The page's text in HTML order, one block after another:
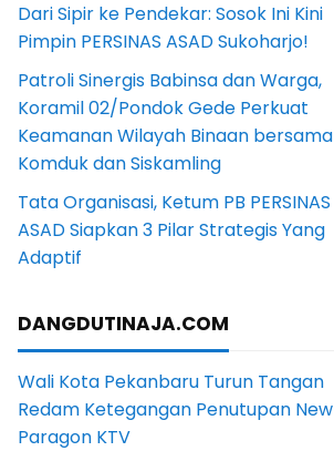
Dari Sipir ke Pendekar: Sosok Ini Kini
Pimpin PERSINAS ASAD Sukoharjo!
Patroli Sinergis Babinsa dan Warga,
Koramil 02/Pondok Gede Perkuat
Keamanan Wilayah Binaan bersama
Komduk dan Siskamling
Tata Organisasi, Ketum PB PERSINAS
ASAD Siapkan 3 Pilar Strategis Yang
Adaptif
DANGDUTINAJA.COM
Wali Kota Pekanbaru Turun Tangan
Redam Ketegangan Penutupan New
Paragon KTV